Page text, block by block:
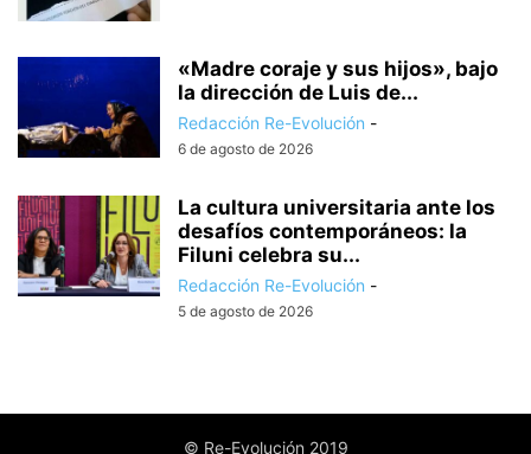
«Madre coraje y sus hijos», bajo
la dirección de Luis de...
Redacción Re-Evolución -
6 de agosto de 2026
La cultura universitaria ante los
desafíos contemporáneos: la
Filuni celebra su...
Redacción Re-Evolución -
5 de agosto de 2026
© Re-Evolución 2019